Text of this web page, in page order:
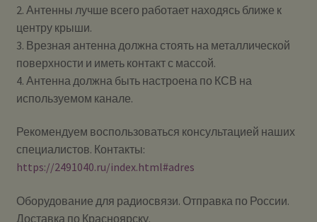
2. Антенны лучше всего работает находясь ближе к
центру крыши.
3. Врезная антенна должна стоять на металлической
поверхности и иметь контакт с массой.
4. Антенна должна быть настроена по КСВ на
используемом канале.
Рекомендуем воспользоваться консультацией наших
специалистов. Контакты:
https://2491040.ru/index.html#adres
Оборудование для радиосвязи. Отправка по России.
Доставка по Красноярску.